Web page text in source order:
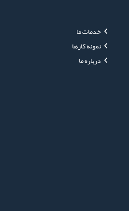
خدمات ما
نمونه کارها
درباره ما